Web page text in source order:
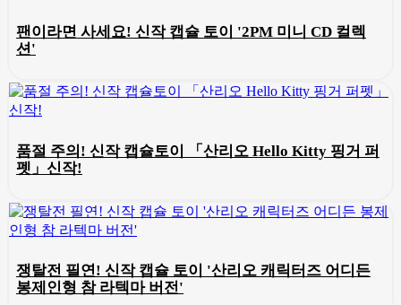
팬이라면 사세요! 신작 캡슐 토이 '2PM 미니 CD 컬렉
션'
품절 주의! 신작 캡슐토이 「산리오 Hello Kitty 핑거 퍼
펫」신작!
쟁탈전 필연! 신작 캡슐 토이 '산리오 캐릭터즈 어디든
봉제인형 참 라텍마 버전'